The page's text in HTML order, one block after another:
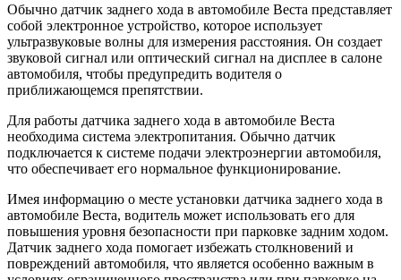
Обычно датчик заднего хода в автомобиле Веста представляет
собой электронное устройство, которое использует
ультразвуковые волны для измерения расстояния. Он создает
звуковой сигнал или оптический сигнал на дисплее в салоне
автомобиля, чтобы предупредить водителя о
приближающемся препятствии.
Для работы датчика заднего хода в автомобиле Веста
необходима система электропитания. Обычно датчик
подключается к системе подачи электроэнергии автомобиля,
что обеспечивает его нормальное функционирование.
Имея информацию о месте установки датчика заднего хода в
автомобиле Веста, водитель может использовать его для
повышения уровня безопасности при парковке задним ходом.
Датчик заднего хода помогает избежать столкновений и
повреждений автомобиля, что является особенно важным в